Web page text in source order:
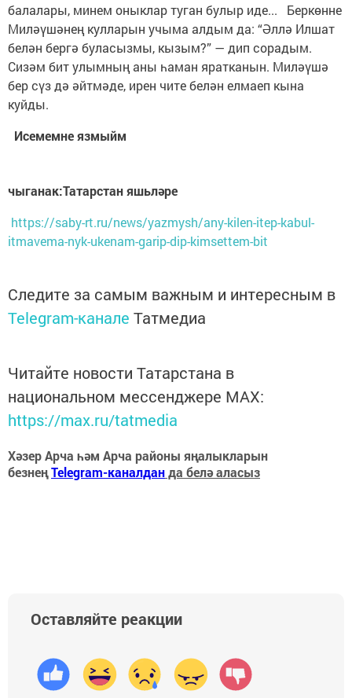
балалары, минем оныклар туган булыр иде... Беркөнне
Миләүшәнең кулларын учыма алдым да: “Әллә Илшат
белән бергә буласызмы, кызым?” — дип сорадым.
Сизәм бит улымның аны һаман яратканын. Ми­ләү­шә
бер сүз дә әйтмәде, ирен чите белән елмаеп кына
куйды.
Исемемне язмыйм
чыганак:Татарстан яшьләре
https://saby-rt.ru/news/yazmysh/any-kilen-itep-kabul-
itmavema-nyk-ukenam-garip-dip-kimsettem-bit
Следите за самым важным и интересным в
Telegram-канале Татмедиа
Читайте новости Татарстана в
национальном мессенджере MАХ:
https://max.ru/tatmedia
Хәзер Арча һәм Арча районы яңалыкларын
безнеңTelegram-каналданда белә аласыз
Оставляйте реакции